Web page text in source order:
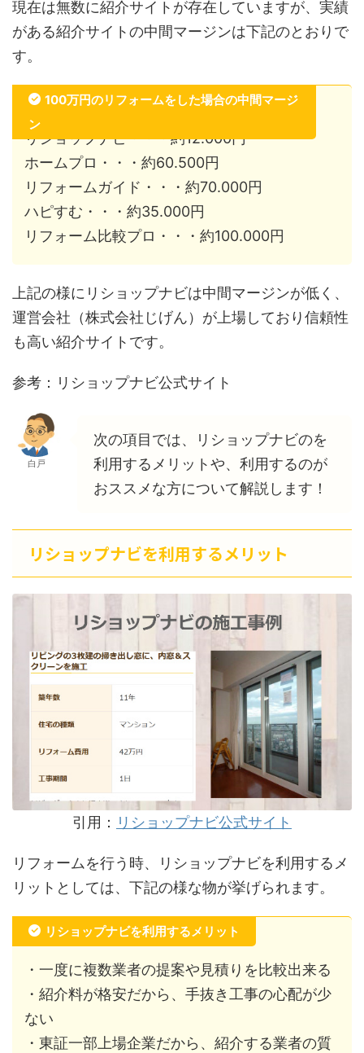
現在は無数に紹介サイトが存在していますが、実績
がある紹介サイトの中間マージンは下記のとおりで
す。
100万円のリフォームをした場合の中間マージ
ン
リショップナビ・・・約12.000円
ホームプロ・・・約60.500円
リフォームガイド・・・約70.000円
ハピすむ・・・約35.000円
リフォーム比較プロ・・・約100.000円
上記の様にリショップナビは中間マージンが低く、
運営会社（株式会社じげん）が上場しており信頼性
も高い紹介サイトです。
参考：リショップナビ公式サイト
白戸
次の項目では、リショップナビのを
利用するメリットや、利用するのが
おススメな方について解説します！
リショップナビを利用するメリット
引用： リショップナビ公式サイト
リフォームを行う時、リショップナビを利用するメ
リットとしては、下記の様な物が挙げられます。
リショップナビを利用するメリット
・一度に複数業者の提案や見積りを比較出来る
・紹介料が格安だから、手抜き工事の心配が少
ない
・東証一部上場企業だから、紹介する業者の質